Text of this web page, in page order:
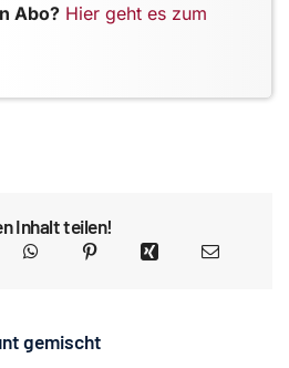
Abo? Hier geht es zum
Inhalt teilen!
gemischt